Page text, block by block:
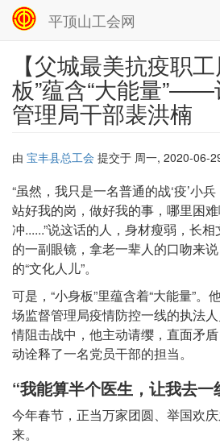
平顶山工会网
【父城最美抗疫职
板”蕴含“大能量
管理局干部裴洪楠
由 宝丰县总工会 提交于 周一, 2020-06-
“虽然，我只是一名普通的战‘疫’小
站好我的岗，做好我的事，哪里困
冲......”说这话的人，身材瘦弱，长
的一副眼镜，拿老一辈人的口吻来
的“文化人儿”。
可是，“小身板”里蕴含着“大能量”。
场监督管理局疫情防控一线的执法
情阻击战中，他主动请缨，直面矛
动诠释了一名党员干部的担当。
“我能算半个医生，让我去一
今年春节，正当万家团圆、举国欢
来。